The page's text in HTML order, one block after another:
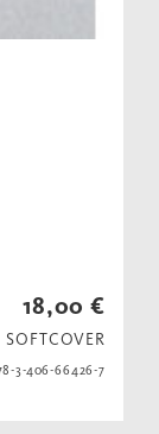
18,00 €
SOFTCOVER
3-406-66426-7